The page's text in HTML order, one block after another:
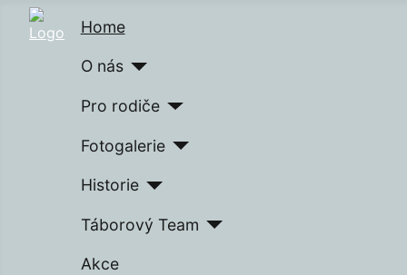
Home
O nás
Pro rodiče
Fotogalerie
Historie
Táborový Team
Akce